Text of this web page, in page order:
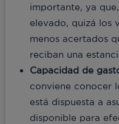
importante, ya
elevado, quizá los
menos acertados
reciban una
Capacidad de
conviene conocer
está dispuesta a
disponible para